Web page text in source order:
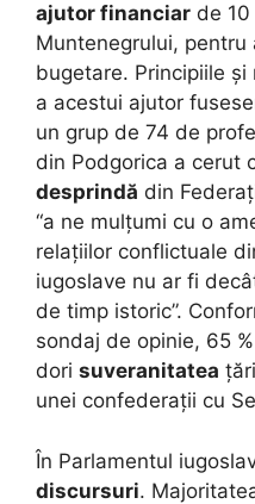
ajutor financiar de
Muntenegrului, pentru
bugetare. Principiile
a acestui ajutor
un grup de 74 de
din Podgorica a cerut
desprindă din
“a ne mulțumi cu o
relațiilor conflictuale
iugoslave nu ar fi
de timp istoric”.
sondaj de opinie, 65
dori suveranitatea
unei confederații cu
În Parlamentul
discursuri.